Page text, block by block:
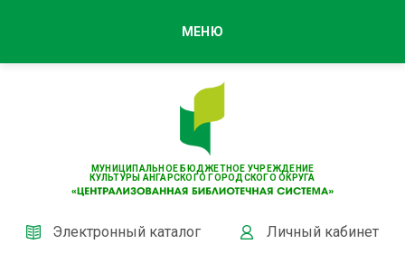
МУНИЦИПАЛЬНОЕ БЮДЖЕТНОЕ УЧРЕЖДЕНИЕ
КУЛЬТУРЫ АНГАРСКОГО ГОРОДСКОГО ОКРУГА
Электронный каталог Личный кабинет
МЕНЮ